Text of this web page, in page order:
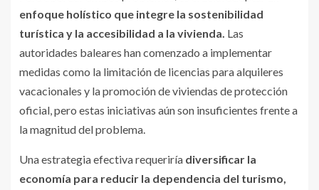
enfoque holístico que integre la sostenibilidad
turística y la accesibilidad a la vivienda. Las
autoridades baleares han comenzado a implementar
medidas como la limitación de licencias para alquileres
vacacionales y la promoción de viviendas de protección
oficial, pero estas iniciativas aún son insuficientes frente a
la magnitud del problema.
Una estrategia efectiva requeriría diversificar la
economía para reducir la dependencia del turismo,